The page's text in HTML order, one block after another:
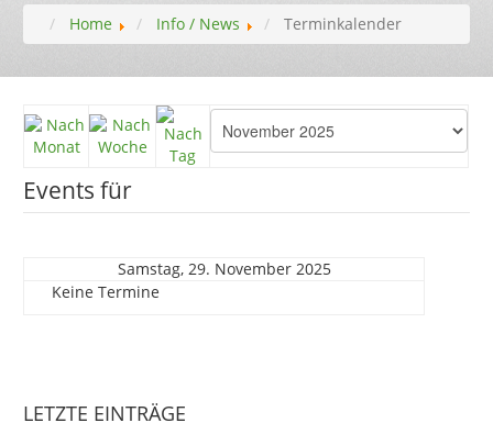
Home Info / News Terminkalender
Events für
Samstag, 29. November 2025
Keine Termine
LETZTE EINTRÄGE